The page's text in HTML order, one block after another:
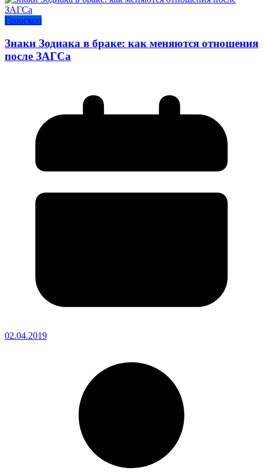
Гороскоп
Знаки Зодиака в браке: как меняются отношения
после ЗАГСа
02.04.2019